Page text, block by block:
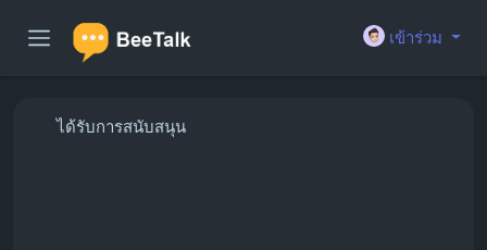
เข้าร่วม
ได้รับการสนับสนุน